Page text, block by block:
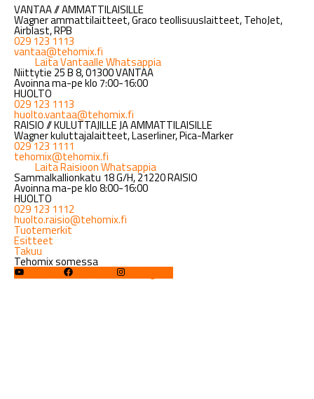
VANTAA // AMMATTILAISILLE
Wagner ammattilaitteet, Graco teollisuuslaitteet, TehoJet,
Airblast, RPB
029 123 1113
vantaa@tehomix.fi
Laita Vantaalle Whatsappia
Niittytie 25 B 8, 01300 VANTAA
Avoinna ma-pe klo 7:00-16:00
HUOLTO
029 123 1113
huolto.vantaa@tehomix.fi
RAISIO // KULUTTAJILLE JA AMMATTILAISILLE
Wagner kuluttajalaitteet, Laserliner, Pica-Marker
029 123 1111
tehomix@tehomix.fi
Laita Raisioon Whatsappia
Sammalkallionkatu 18 G/H, 21220 RAISIO
Avoinna ma-pe klo 8:00-16:00
HUOLTO
029 123 1112
huolto.raisio@tehomix.fi
Tuotemerkit
Esitteet
Takuu
Tehomix somessa